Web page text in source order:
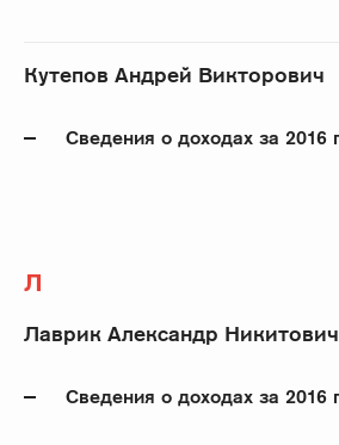
Кутепов Андрей Викторович
Сведения о доходах за 2016
Л
Лаврик Александр Никитович
Сведения о доходах за 2016